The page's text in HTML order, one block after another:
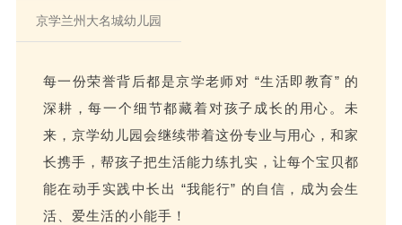
京学兰州大名城幼儿园
每一份荣誉背后都是京学老师对 “生活即教育” 的
深耕，每一个细节都藏着对孩子成长的用心。未
来，京学幼儿园会继续带着这份专业与用心，和家
长携手，帮孩子把生活能力练扎实，让每个宝贝都
能在动手实践中长出 “我能行” 的自信，成为会生
活、爱生活的小能手！